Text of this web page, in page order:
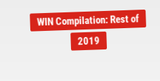
WIN Compilation: Rest of
2019